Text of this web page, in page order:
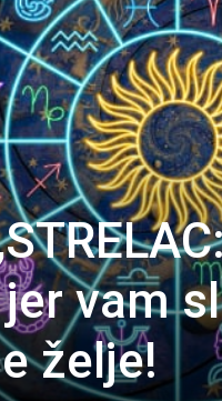
vam
želje!